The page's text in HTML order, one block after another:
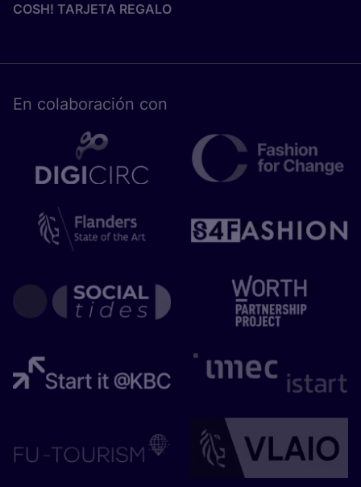
COSH! TARJETA REGALO
En cola­bo­ra­ción con